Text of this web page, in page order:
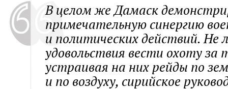
В целом же Дамаск
примечательную синергию
и политических действий. Не
удовольствия вести охоту
устраивая на них рейды по
и по воздуху, сирийское